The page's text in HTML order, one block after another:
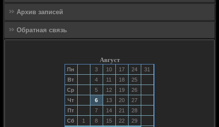
Архив записей
Обратная связь
Август
Пн 3 10 17 24
31
Вт
4 11 18
25
Ср
5 12 19
26
Чт
6 13 20
27
Пт
7 14 21
28
Сб
1 8 15 22
29